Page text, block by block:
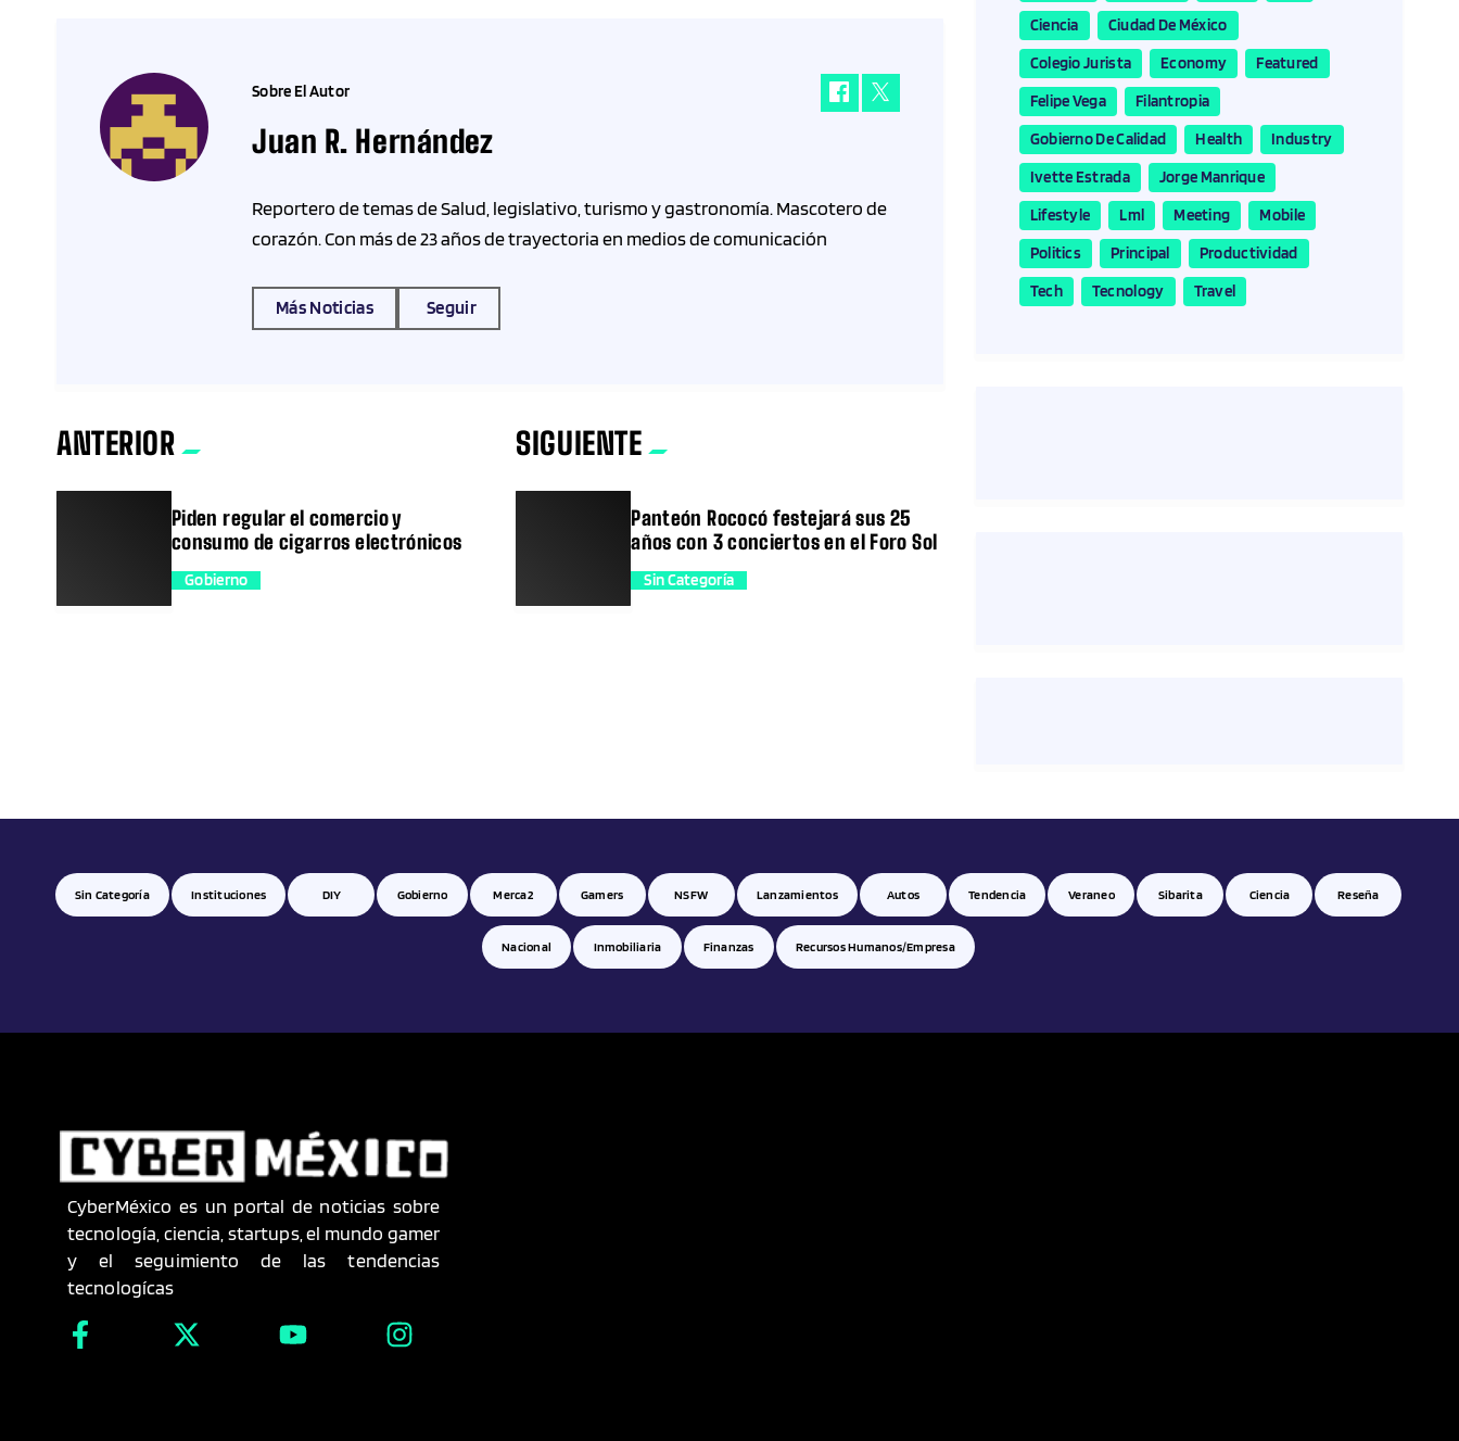
Sobre El Autor
Juan R. Hernández
Reportero de temas de Salud, legislativo, turismo y gastronomía. Mascotero de
corazón. Con más de 23 años de trayectoria en medios de comunicación
Más Noticias Seguir
ANTERIOR
Piden regular el comercio y
consumo de cigarros electrónicos
Gobierno
SIGUIENTE
Panteón Rococó festejará sus 25
años con 3 conciertos en el Foro Sol
Sin Categoría
Ciencia
Ciudad De México
Colegio Jurista
Economy
Featured
Felipe Vega
Filantropia
Gobierno De Calidad
Health
Industry
Ivette Estrada
Jorge Manrique
Lifestyle
Lml Meeting
Mobile
Politics
Principal
Productividad
Tech
Tecnology Travel
Sin Categoría Instituciones DIY Gobierno Merca2 Gamers NSFW Lanzamientos Autos Tendencia Veraneo Sibarita Ciencia Reseña
Nacional Inmobiliaria Finanzas Recursos Humanos/empresa
CyberMéxico es un portal de noticias sobre
tecnología, ciencia, startups, el mundo gamer
y el seguimiento de las tendencias
tecnologícas